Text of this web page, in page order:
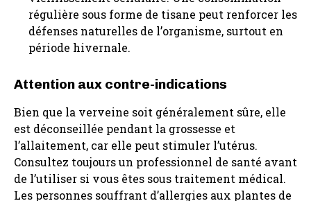
régulière sous forme de tisane peut renforcer les
défenses naturelles de l’organisme, surtout en
période hivernale.
Attention aux contre-indications
Bien que la verveine soit généralement sûre, elle
est déconseillée pendant la grossesse et
l’allaitement, car elle peut stimuler l’utérus.
Consultez toujours un professionnel de santé avant
de l’utiliser si vous êtes sous traitement médical.
Les personnes souffrant d’allergies aux plantes de